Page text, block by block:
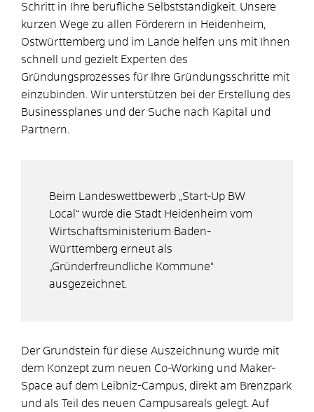
Schritt in Ihre berufliche Selbstständigkeit. Unsere
kurzen Wege zu allen Förderern in Heidenheim,
Ostwürttemberg und im Lande helfen uns mit Ihnen
schnell und gezielt Experten des
Gründungsprozesses für Ihre Gründungsschritte mit
einzubinden. Wir unterstützen bei der Erstellung des
Businessplanes und der Suche nach Kapital und
Partnern.
Beim Landeswettbewerb „Start-Up BW
Local“ wurde die Stadt Heidenheim vom
Wirtschaftsministerium Baden-
Württemberg erneut als
„Gründerfreundliche Kommune“
ausgezeichnet.
Der Grundstein für diese Auszeichnung wurde mit
dem Konzept zum neuen Co-Working und Maker-
Space auf dem Leibniz-Campus, direkt am Brenzpark
und als Teil des neuen Campusareals gelegt. Auf